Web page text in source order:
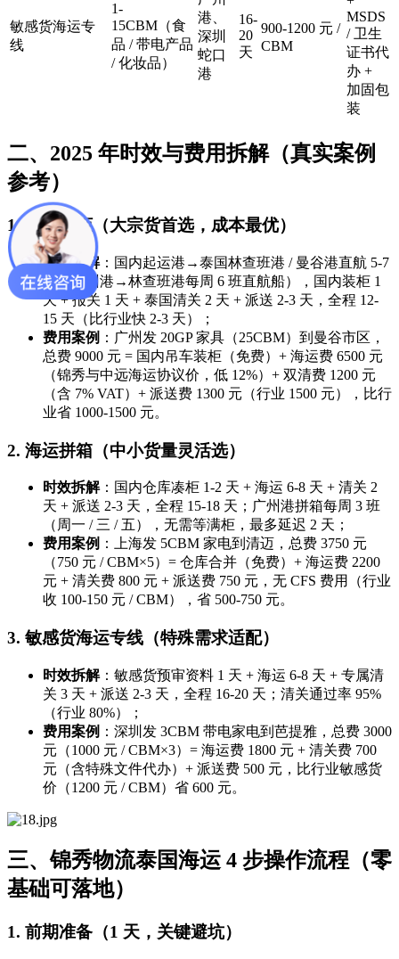
敏感货海运专
线
1-
15CBM（食
品 / 带电产品
/ 化妆品）
港、
深圳
蛇口
港
16-
20
天
900-1200 元 /
CBM
MSDS
/ 卫生
证书代
办 +
加固包
装
二、2025 年时效与费用拆解（真实案例
参考）
1. 海运整柜（大宗货首选，成本最优）
时效拆解：国内起运港→泰国林查班港 / 曼谷港直航 5-7
天（广州港→林查班港每周 6 班直航船），国内装柜 1
天 + 报关 1 天 + 泰国清关 2 天 + 派送 2-3 天，全程 12-
15 天（比行业快 2-3 天）；
费用案例 ：广州发 20GP 家具（25CBM）到曼谷市区，
总费 9000 元 = 国内吊车装柜（免费）+ 海运费 6500 元
（锦秀与中远海运协议价，低 12%）+ 双清费 1200 元
（含 7% VAT）+ 派送费 1300 元（行业 1500 元），比行
业省 1000-1500 元。
2. 海运拼箱（中小货量灵活选）
时效拆解：国内仓库凑柜 1-2 天 + 海运 6-8 天 + 清关 2
天 + 派送 2-3 天，全程 15-18 天；广州港拼箱每周 3 班
（周一 / 三 / 五），无需等满柜，最多延迟 2 天；
费用案例 ：上海发 5CBM 家电到清迈，总费 3750 元
（750 元 / CBM×5）= 仓库合并（免费）+ 海运费 2200
元 + 清关费 800 元 + 派送费 750 元，无 CFS 费用（行业
收 100-150 元 / CBM），省 500-750 元。
3. 敏感货海运专线（特殊需求适配）
时效拆解：敏感货预审资料 1 天 + 海运 6-8 天 + 专属清
关 3 天 + 派送 2-3 天，全程 16-20 天；清关通过率 95%
（行业 80%）；
费用案例 ：深圳发 3CBM 带电家电到芭提雅，总费 3000
元（1000 元 / CBM×3）= 海运费 1800 元 + 清关费 700
元（含特殊文件代办）+ 派送费 500 元，比行业敏感货
价（1200 元 / CBM）省 600 元。
三、锦秀物流泰国海运 4 步操作流程（零
基础可落地）
1. 前期准备（1 天，关键避坑）